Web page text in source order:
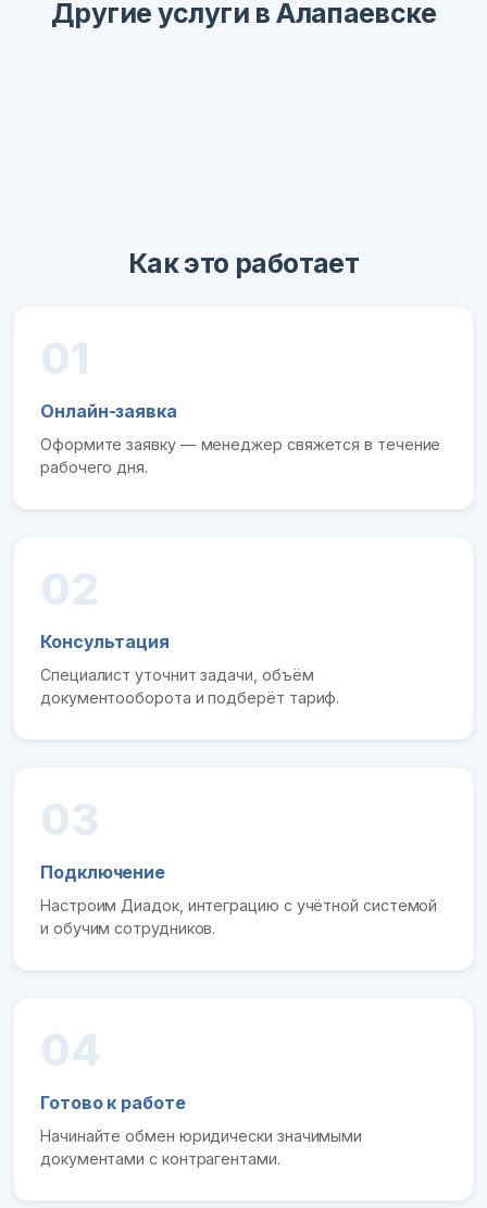
Другие услуги в Алапаевске
Как это работает
01
Онлайн-заявка
Оформите заявку — менеджер свяжется в течение
рабочего дня.
02
Консультация
Специалист уточнит задачи, объём
документооборота и подберёт тариф.
03
Подключение
Настроим Диадок, интеграцию с учётной системой
и обучим сотрудников.
04
Готово к работе
Начинайте обмен юридически значимыми
документами с контрагентами.